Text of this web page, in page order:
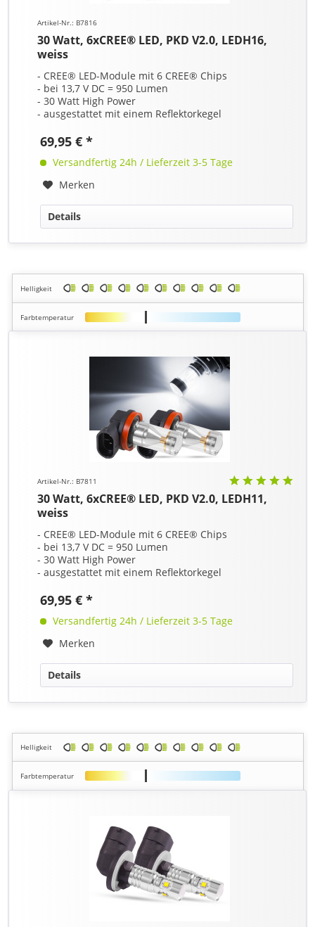
Artikel-Nr.: B7816
30 Watt, 6xCREE® LED, PKD V2.0, LEDH16,
weiss
- CREE® LED-Module mit 6 CREE® Chips
- bei 13,7 V DC = 950 Lumen
- 30 Watt High Power
- ausgestattet mit einem Reflektorkegel
69,95 € *
Versandfertig 24h / Lieferzeit 3-5 Tage
Merken
Details
Helligkeit
Farbtemperatur
Artikel-Nr.: B7811
30 Watt, 6xCREE® LED, PKD V2.0, LEDH11,
weiss
- CREE® LED-Module mit 6 CREE® Chips
- bei 13,7 V DC = 950 Lumen
- 30 Watt High Power
- ausgestattet mit einem Reflektorkegel
69,95 € *
Versandfertig 24h / Lieferzeit 3-5 Tage
Merken
Details
Helligkeit
Farbtemperatur